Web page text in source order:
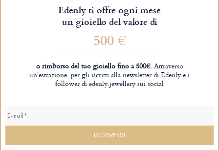
Edenly ti offre ogni mese
un gioiello del valore di
500 €
o rimborso del tuo gioiello fino a 500€.Attraverso
un'estrazione, per gli iscritti alla newsletter di Edenly e i
follower di edenly.jewellery sui social